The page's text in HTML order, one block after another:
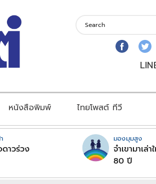
หนังสือพิมพ์ ไทยโพสต์ ทีวี
าวร่วง
มองมุมสูง
จำเขามาเล่
80 ปี